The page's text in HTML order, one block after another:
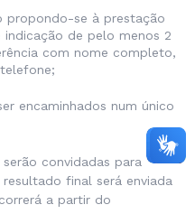
propondo-se à prestação
de pelo menos 2
com nome completo,
encaminhados num único
convidadas para
final será enviada
a partir do